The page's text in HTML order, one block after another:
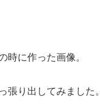
時に作った画像。
張り出してみました。